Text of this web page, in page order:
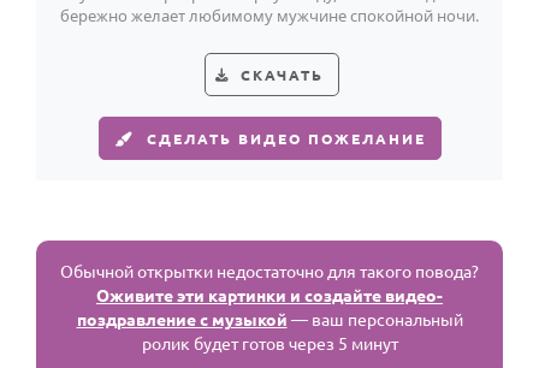
бережно желает любимому мужчине спокойной ночи.
СКАЧАТЬ
СДЕЛАТЬ ВИДЕО ПОЖЕЛАНИЕ
Обычной открытки недостаточно для такого повода?
Оживите эти картинки и создайте видео-
поздравление с музыкой — ваш персональный
ролик будет готов через 5 минут